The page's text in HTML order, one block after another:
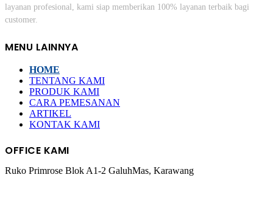
layanan profesional, kami siap memberikan 100% layanan terbaik bagi
customer.
MENU LAINNYA
HOME
TENTANG KAMI
PRODUK KAMI
CARA PEMESANAN
ARTIKEL
KONTAK KAMI
OFFICE KAMI
Ruko Primrose Blok A1-2 GaluhMas, Karawang